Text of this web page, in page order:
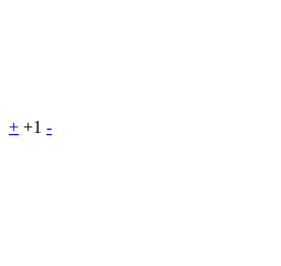
+ +1 -